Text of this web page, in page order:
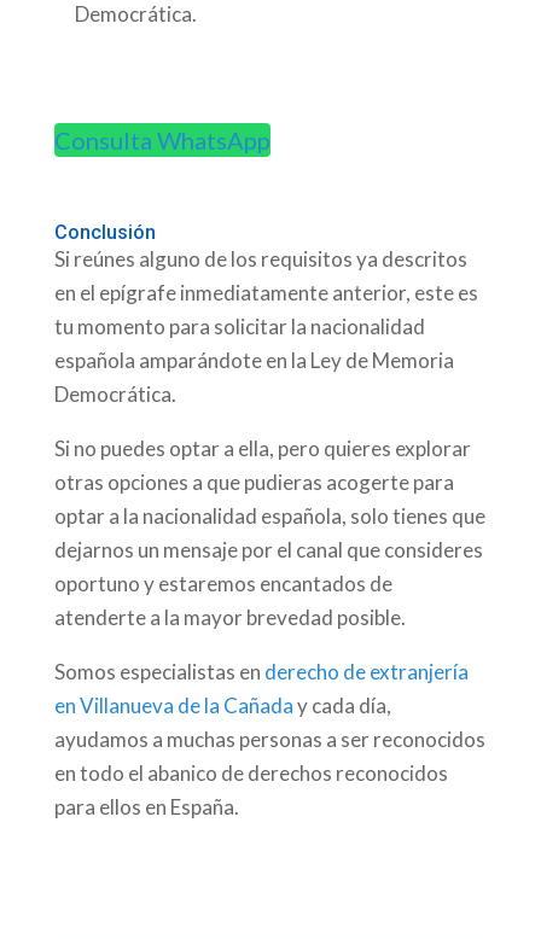
Democrática.
Consulta WhatsApp
Conclusión
Si reúnes alguno de los requisitos ya descritos
en el epígrafe inmediatamente anterior, este es
tu momento para solicitar la nacionalidad
española amparándote en la Ley de Memoria
Democrática.
Si no puedes optar a ella, pero quieres explorar
otras opciones a que pudieras acogerte para
optar a la nacionalidad española, solo tienes que
dejarnos un mensaje por el canal que consideres
oportuno y estaremos encantados de
atenderte a la mayor brevedad posible.
Somos especialistas en derecho de extranjería
en Villanueva de la Cañaday cada día,
ayudamos a muchas personas a ser reconocidos
en todo el abanico de derechos reconocidos
para ellos en España.